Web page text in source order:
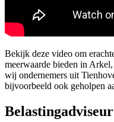
Bekijk deze video om
meerwaarde bieden in
wij ondernemers uit
bijvoorbeeld ook geholpen